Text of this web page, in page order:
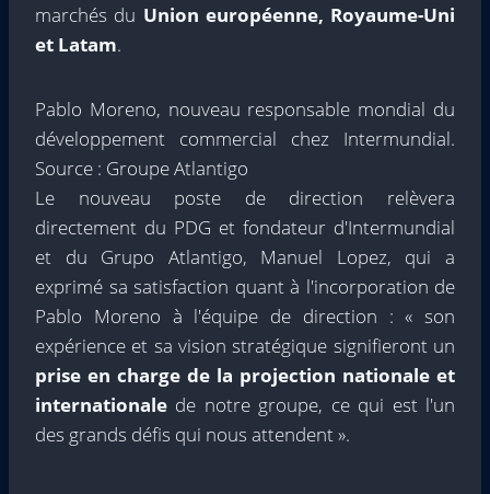
marchés du Union européenne, Royaume-Uni
et Latam.
Pablo Moreno, nouveau responsable mondial du
développement commercial chez Intermundial.
Source : Groupe Atlantigo
Le nouveau poste de direction relèvera
directement du PDG et fondateur d'Intermundial
et du Grupo Atlantigo, Manuel Lopez, qui a
exprimé sa satisfaction quant à l'incorporation de
Pablo Moreno à l'équipe de direction : « son
expérience et sa vision stratégique signifieront un
prise en charge de la projection nationale et
internationale de notre groupe, ce qui est l'un
des grands défis qui nous attendent ».